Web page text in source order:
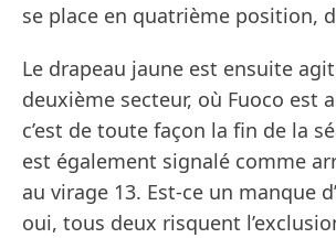
se place en quatrième position,
Le drapeau jaune est ensuite
deuxième secteur, où Fuoco est
c’est de toute façon la fin de la
est également signalé comme
au virage 13. Est-ce un manque
oui, tous deux risquent